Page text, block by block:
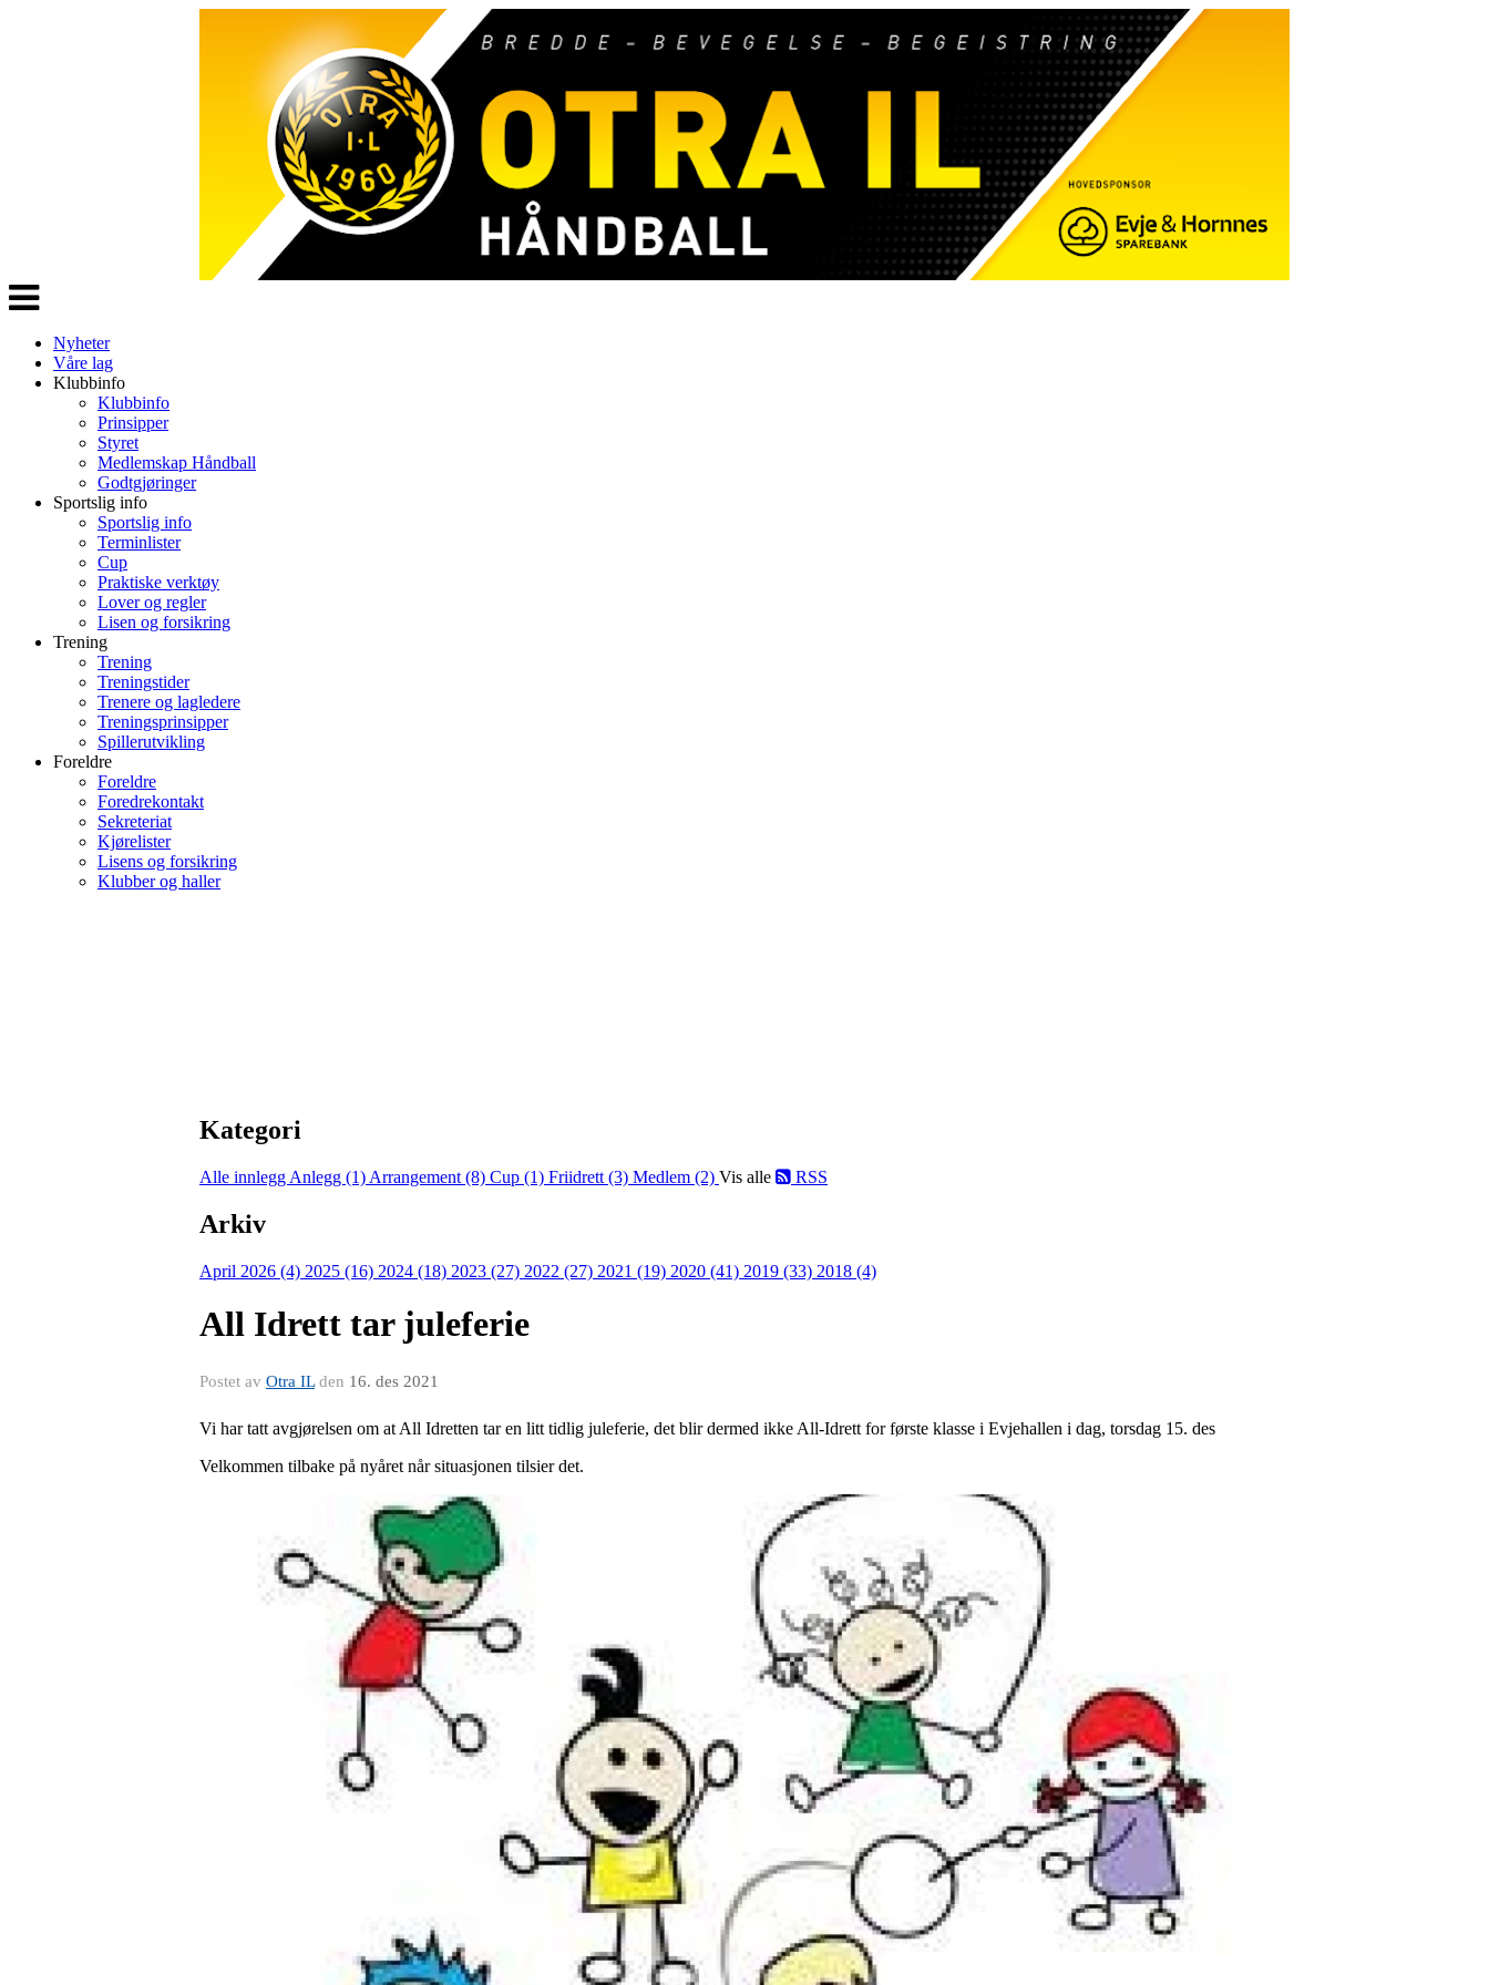
Veksle
navigasjon
Nyheter
Våre lag
Klubbinfo
Klubbinfo
Prinsipper
Styret
Medlemskap Håndball
Godtgjøringer
Sportslig info
Sportslig info
Terminlister
Cup
Praktiske verktøy
Lover og regler
Lisen og forsikring
Trening
Trening
Treningstider
Trenere og lagledere
Treningsprinsipper
Spillerutvikling
Foreldre
Foreldre
Foredrekontakt
Sekreteriat
Kjørelister
Lisens og forsikring
Klubber og haller
Kategori
Alle innlegg Anlegg (1) Arrangement (8) Cup (1) Friidrett (3) Medlem (2) Vis alle RSS
Arkiv
April 2026 (4) 2025 (16) 2024 (18) 2023 (27) 2022 (27) 2021 (19) 2020 (41) 2019 (33) 2018 (4)
All Idrett tar juleferie
Postet av Otra ILden 16. des 2021
Vi har tatt avgjørelsen om at All Idretten tar en litt tidlig juleferie, det blir dermed ikke All-Idrett for første klasse i Evjehallen i dag, torsdag 15. des
Velkommen tilbake på nyåret når situasjonen tilsier det.